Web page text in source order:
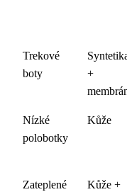
Trekové
boty
+
Nízké
polobotky
Kůže
Zateplené
Kůže +